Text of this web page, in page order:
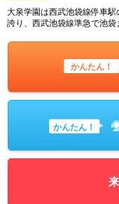
大泉学園は西武池袋線停車
誇り、西武池袋線準急で池袋
かんたん！
かんたん！